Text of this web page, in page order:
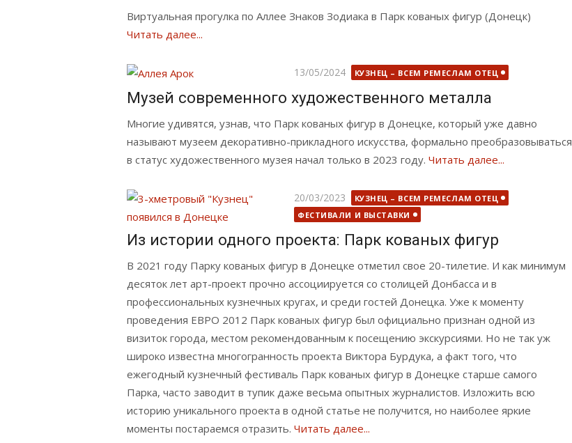
Виртуальная прогулка по Аллее Знаков Зодиака в Парк кованых фигур (Донецк)
Читать далее...
Опубликовано
13/05/2024 КУЗНЕЦ – ВСЕМ РЕМЕСЛАМ ОТЕЦ
Музей современного художественного металла
Многие удивятся, узнав, что Парк кованых фигур в Донецке, который уже давно
называют музеем декоративно-прикладного искусства, формально преобразовываться
в статус художественного музея начал только в 2023 году. Читать далее...
Опубликовано
20/03/2023
КУЗНЕЦ – ВСЕМ РЕМЕСЛАМ ОТЕЦ
ФЕСТИВАЛИ И ВЫСТАВКИ
Из истории одного проекта: Парк кованых фигур
В 2021 году Парку кованых фигур в Донецке отметил свое 20-тилетие. И как минимум
десяток лет арт-проект прочно ассоциируется со столицей Донбасса и в
профессиональных кузнечных кругах, и среди гостей Донецка. Уже к моменту
проведения ЕВРО 2012 Парк кованых фигур был официально признан одной из
визиток города, местом рекомендованным к посещению экскурсиями. Но не так уж
широко известна многогранность проекта Виктора Бурдука, а факт того, что
ежегодный кузнечный фестиваль Парк кованых фигур в Донецке старше самого
Парка, часто заводит в тупик даже весьма опытных журналистов. Изложить всю
историю уникального проекта в одной статье не получится, но наиболее яркие
моменты постараемся отразить. Читать далее...